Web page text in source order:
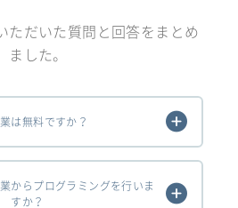
ただいた質問と回答をまとめ
ました。
は無料ですか？
からプログラミングを行いま
すか？